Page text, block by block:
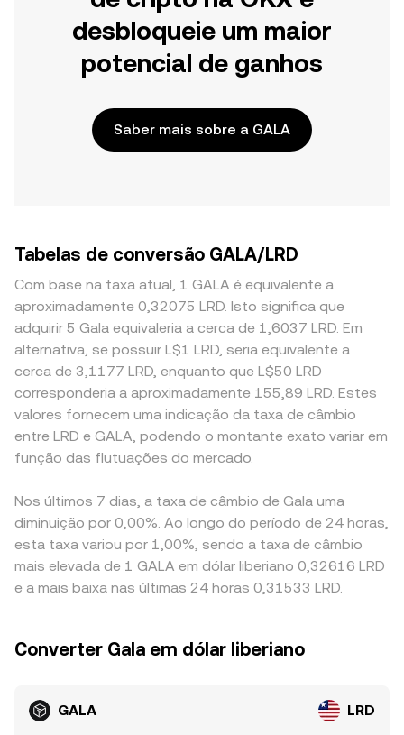
desbloqueie um maior
potencial de ganhos
Saber mais sobre a GALA
Tabelas de conversão GALA/LRD
Com base na taxa atual, 1 GALA é equivalente a
aproximadamente 0,32075 LRD. Isto significa que
adquirir 5 Gala equivaleria a cerca de 1,6037 LRD. Em
alternativa, se possuir L$1 LRD, seria equivalente a
cerca de 3,1177 LRD, enquanto que L$50 LRD
corresponderia a aproximadamente 155,89 LRD. Estes
valores fornecem uma indicação da taxa de câmbio
entre LRD e GALA, podendo o montante exato variar em
função das flutuações do mercado.
Nos últimos 7 dias, a taxa de câmbio de Gala uma
diminuição por 0,00%. Ao longo do período de 24 horas,
esta taxa variou por 1,00%, sendo a taxa de câmbio
mais elevada de 1 GALA em dólar liberiano 0,32616 LRD
e a mais baixa nas últimas 24 horas 0,31533 LRD.
Converter Gala em dólar liberiano
GALA LRD